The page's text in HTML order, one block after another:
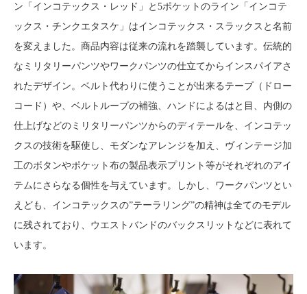
ン「インコテックス・レッド」と5ポケットのライン「インコテ
ックス・チンクエタスケ」はインコテックス・スラックスと名前
を変えました。商品内容は従来の流れを踏襲しています。伝統的
なミリタリーパンツやワークパンツの仕立てからインスパイアさ
れたデザイン。ベルト代わりに使うことが出来るテープ（ドロー
コード）や、ベルトループの補強、ハンドによるはと目、内側の
仕上げなどのミリタリーパンツからのディテールを、インコテッ
クスの技術を駆使し、モダンなアレンジを加え、ヴィンテージ加
工のボタンやポケット布の製品表示プリント等がそれぞれのアイ
テムにさらなる個性を与えています。しかし、ワークパンツとい
えども、インコテックスの”テーラリング”の精神は全てのモデル
に残されており、ウエストバンドのバックスリットなどに表れて
います。